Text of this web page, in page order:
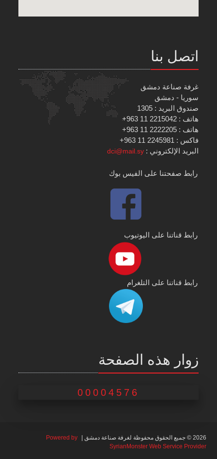
اتصل بنا
غرفة صناعة دمشق
سوريا - دمشق
صندوق البريد : 1305
هاتف : 2215042 11 963+
هاتف : 2222205 11 963+
فاكس : 2245981 11 963+
البريد الإلكتروني :dci@mail.sy
رابط صفحتنا على الفيس بوك
رابط قناتنا على اليوتيوب
رابط قناتنا على التلغرام
زوار هذه الصفحة
00004576
2026 © جميع الحقوق محفوظة لغرفة صناعة دمشق |
Powered by
SyrianMonster Web Service Provider